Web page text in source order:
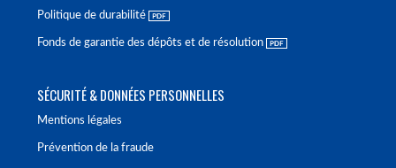
Politique de durabilité
Fonds de garantie des dépôts et de résolution
SÉCURITÉ & DONNÉES PERSONNELLES
Mentions légales
Prévention de la fraude